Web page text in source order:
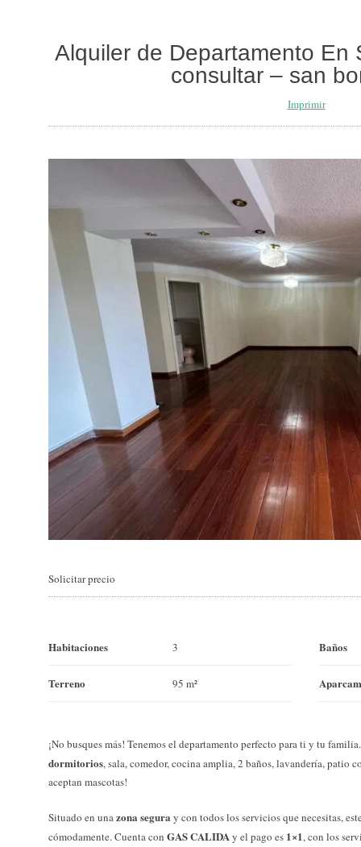
Alquiler de Departamento En
consultar – san
Imprimir
Solicitar precio
Habitaciones 3 Baños
Terreno 95 m²
¡No busques más! Tenemos el departamento perfecto para ti y tu
dormitorios, sala, comedor, cocina amplia, 2 baños, lavandería, patio
aceptan mascotas!
Situado en unazona segura y con todos los servicios que necesitas,
cómodamente. Cuenta con GAS CALIDAy el pago es 1×1, con los